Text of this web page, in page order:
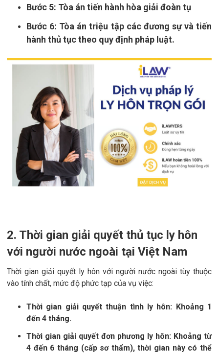
Bước 5: Tòa án tiến hành hòa giải đoàn tụ
Bước 6: Tòa án triệu tập các đương sự và tiến
hành thủ tục theo quy định pháp luật.
2. Thời gian giải quyết thủ tục ly hôn
với người nước ngoài tại Việt Nam
Thời gian giải quyết ly hôn với người nước ngoài tùy thuộc
vào tính chất, mức độ phức tạp của vụ việc:
Thời gian giải quyết thuận tình ly hôn: Khoảng 1
đến 4 tháng.
Thời gian giải quyết đơn phương ly hôn: Khoảng từ
4 đến 6 tháng (cấp sơ thẩm), thời gian này có thể